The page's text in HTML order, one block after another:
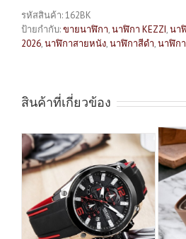
รหัสสินค้า:162BK
ป้ายกำกับ:ขายนาฬิกา,นาฬิกา KEZZI,นา
2026,นาฬิกาสายหนัง,นาฬิกาสีดำ,นาฬิก
สินค้าที่เกี่ยวข้อง